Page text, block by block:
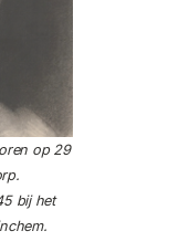
op 29
bij het